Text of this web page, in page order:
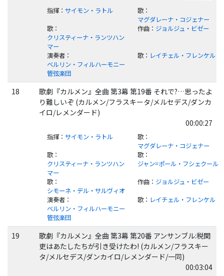
指揮： サイモン・ラトル 歌：
マグダレーナ・コジェナー
歌：
クリスティーナ・ランツハン
マー
作曲： ジョルジュ・ビゼー
演奏者：
ベルリン・フィルハーモニー
管弦楽団
歌： レイチェル・フレンケル
18
歌劇『カルメン』全曲 第3幕 第19番 それで?…思ったよ
り難しいぞ (カルメン/フラスキータ/メルセデス/ダンカ
イロ/レメンダード)
00:00:27
指揮： サイモン・ラトル 歌：
マグダレーナ・コジェナー
歌：
クリスティーナ・ランツハン
マー
歌：
ジャン=ポール・フシェクール
歌：
シモーネ・デル・サルヴィオ
作曲： ジョルジュ・ビゼー
演奏者：
ベルリン・フィルハーモニー
管弦楽団
歌： レイチェル・フレンケル
19
歌劇『カルメン』全曲 第3幕 第20番 アンサンブル:税関
吏はあたしたちが引き受けたわ! (カルメン/フラスキー
タ/メルセデス/ダンカイロ/レメンダード/一同)
00:03:04